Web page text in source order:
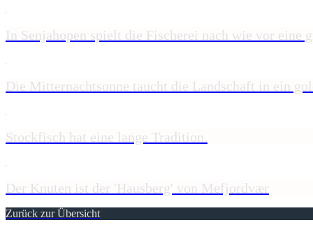
In Senjahopen spielt die Fischerei nach wie vor eine
Die Mitternachtsonne taucht die Landschaft in ein
Stockfisch hat eine lange Tradition.
Der Knuten ist der 'Hausberg' von Mefjordvær
Zurück zur Übersicht